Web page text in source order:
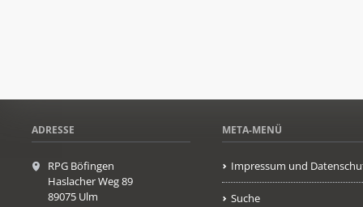
ADRESSE
RPG Böfingen
Haslacher Weg 89
89075 Ulm
META-MENÜ
Impressum und
Suche